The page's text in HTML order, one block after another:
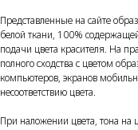
Представленные на сайте
белой ткани, 100%
подачи цвета красителя. На
полного сходства с цветом
компьютеров, экранов
несоответствию цвета.
При наложении цвета, тона на